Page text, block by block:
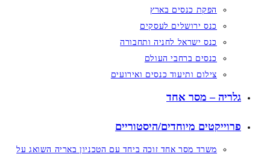
הפקת כנסים בארץ
כנס ירושלים לעסקים
כנס ישראל לחניה ותחבורה
כנסים ברחבי העולם
צילום ותיעוד כנסים ואירועים
גלריה – מסר אחד
פרוייקטים מיוחדים/היסטוריים
משרד מסר אחד זוכה ביחד עם הטכניון באריה השואג על